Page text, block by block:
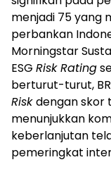
menjadi 75 yang
perbankan
Morningstar
ESG Risk Rating
berturut-turut,
Riskdengan skor
menunjukkan
keberlanjutan
pemeringkat